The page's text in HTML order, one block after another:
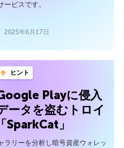
ービスです。
2025年6月17日
ヒント
Playに侵入
ータを盗むトロイ
SparkCat」
ラリーを分析し暗号資産ウォレッ